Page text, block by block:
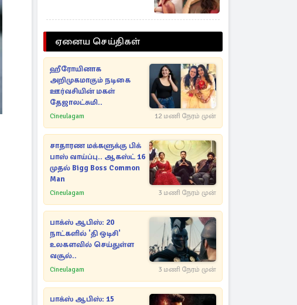
ஏனைய செய்திகள்
ஹீரோயினாக
அறிமுகமாகும் நடிகை
ஊர்வசியின் மகள்
தேஜாலட்சுமி..
Cineulagam 12 மணி நேரம் முன்
சாதாரண மக்களுக்கு பிக்
பாஸ் வாய்ப்பு.. ஆகஸ்ட் 16
முதல் Bigg Boss Common
Man
Cineulagam 3 மணி நேரம் முன்
பாக்ஸ் ஆபிஸ்: 20
நாட்களில் 'தி ஒடிசி'
உலகளவில் செய்துள்ள
வசூல்..
Cineulagam 3 மணி நேரம் முன்
பாக்ஸ் ஆபிஸ்: 15